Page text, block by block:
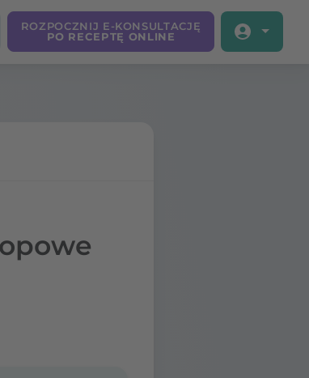
ROZPOCZNIJ E-KONSULTACJĘ
PO RECEPTĘ ONLINE